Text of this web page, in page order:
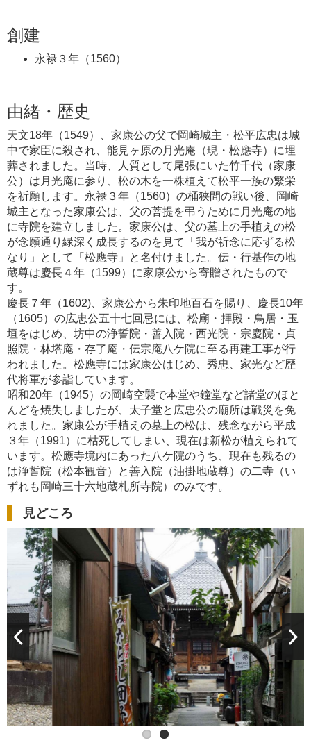
創建
永禄３年（1560）
由緒・歴史
天文18年（1549）、家康公の父で岡崎城主・松平広忠は城
中で家臣に殺され、能見ヶ原の月光庵（現・松應寺）に埋
葬されました。当時、人質として尾張にいた竹千代（家康
公）は月光庵に参り、松の木を一株植えて松平一族の繁栄
を祈願します。永禄３年（1560）の桶狭間の戦い後、岡崎
城主となった家康公は、父の菩提を弔うために月光庵の地
に寺院を建立しました。家康公は、父の墓上の手植えの松
が念願通り緑深く成長するのを見て「我が祈念に応ずる松
なり」として「松應寺」と名付けました。伝・行基作の地
蔵尊は慶長４年（1599）に家康公から寄贈されたもので
す。
慶長７年（1602)、家康公から朱印地百石を賜り、慶長10年
（1605）の広忠公五十七回忌には、松廟・拝殿・鳥居・玉
垣をはじめ、坊中の浄誓院・善入院・西光院・宗慶院・貞
照院・林塔庵・存了庵・伝宗庵八ケ院に至る再建工事が行
われました。松應寺には家康公はじめ、秀忠、家光など歴
代将軍が参詣しています。
昭和20年（1945）の岡崎空襲で本堂や鐘堂など諸堂のほと
んどを焼失しましたが、太子堂と広忠公の廟所は戦災を免
れました。家康公が手植えの墓上の松は、残念ながら平成
３年（1991）に枯死してしまい、現在は新松が植えられて
います。松應寺境内にあった八ケ院のうち、現在も残るの
は浄誓院（松本観音）と善入院（油掛地蔵尊）の二寺（い
ずれも岡崎三十六地蔵札所寺院）のみです。
見どころ